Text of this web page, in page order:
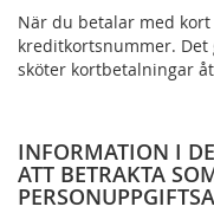
När du betalar med
kreditkortsnummer. Det
sköter kortbetalningar
INFORMATION I
ATT BETRAKTA